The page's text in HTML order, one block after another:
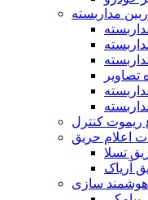
مداربسته
ریموت کنترل
اعلام حریق
تسلا
آریاک
هوشمند سازی